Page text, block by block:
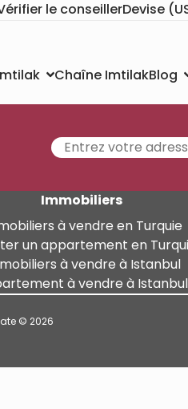
le conseillerDevise
Chaîne ImtilakBlog
Immobiliers
à vendre en Turquie
un appartement en
à vendre à Istanbul
à vendre à Istanbul
© 2026